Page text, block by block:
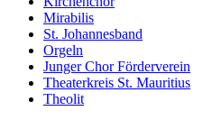
Mirabilis
St. Johannesband
Orgeln
Junger Chor Förderverein
Theaterkreis St. Mauritius
Theolit